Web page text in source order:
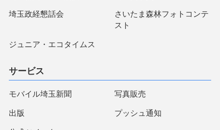
埼玉政経懇話会
さいたま森林フォトコンテ
スト
ジュニア・エコタイムス
サービス
モバイル埼玉新聞 写真販売
出版 プッシュ通知